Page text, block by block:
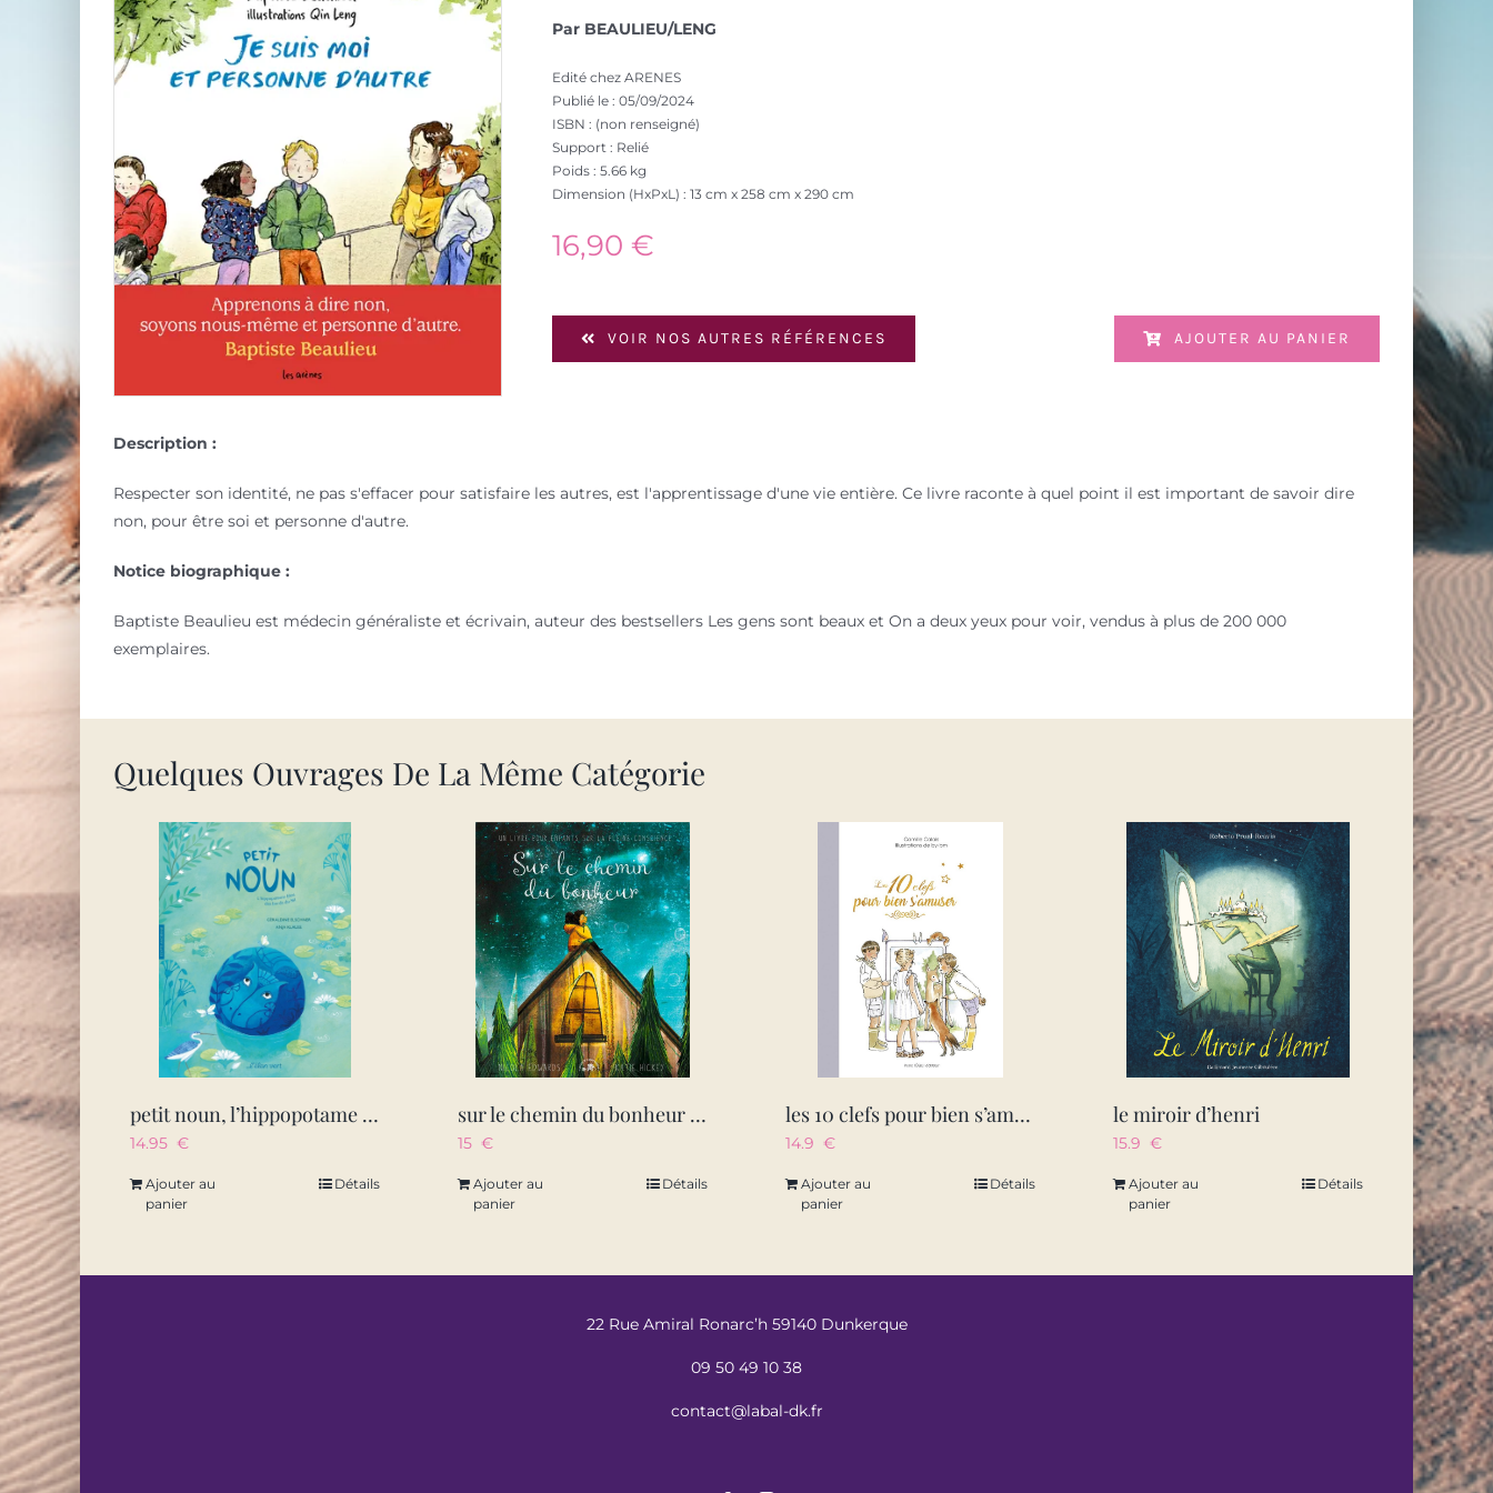
Par BEAULIEU/LENG
Edité chez ARENES
Publié le : 05/09/2024
ISBN : (non renseigné)
Support : Relié
Poids : 5.66 kg
Dimension (HxPxL) : 13 cm x 258 cm x 290 cm
16,90€
VOIR NOS AUTRES RÉFÉRENCES AJOUTER AU PANIER
Description :
Respecter son identité, ne pas s'effacer pour satisfaire les autres, est l'apprentissage d'une vie entière. Ce livre raconte à quel point il est important de savoir dire
non, pour être soi et personne d'autre.
Notice biographique :
Baptiste Beaulieu est médecin généraliste et écrivain, auteur des bestsellers Les gens sont beaux et On a deux yeux pour voir, vendus à plus de 200 000
exemplaires.
Quelques Ouvrages De La Même Catégorie
petit noun, l’hippopotame bleu des bords du nil – egypte anc
14.95 €
Ajouter au
panier
Détails
sur le chemin du bonheur – un livre pour enfants sur la pleine conscience
15 €
Ajouter au
panier
Détails
les 10 clefs pour bien s’amuser – edition illustree
14.9 €
Ajouter au
panier
Détails
le miroir d’henri
15.9 €
Ajouter au
panier
Détails
22 Rue Amiral Ronarc’h 59140 Dunkerque
09 50 49 10 38
contact@labal-dk.fr